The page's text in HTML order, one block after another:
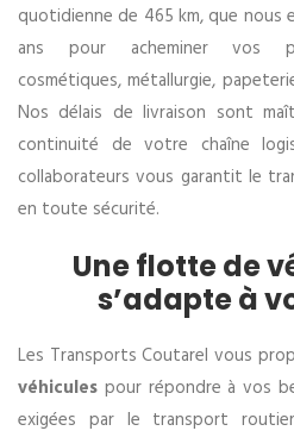
quotidienne de 465 km, que nous
ans pour acheminer vos
cosmétiques, métallurgie,
Nos délais de livraison sont
continuité de votre chaîne
collaborateurs vous garantit le
en toute sécurité.
Une flotte de
s’adapte à
Les Transports Coutarel vous
véhicules pour répondre à vos
exigées par le transport